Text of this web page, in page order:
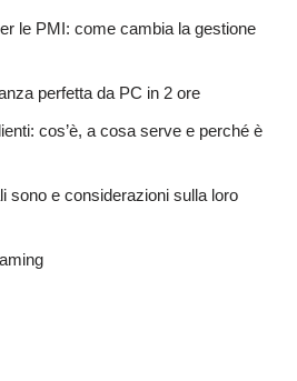
le PMI: come cambia la gestione
perfetta da PC in 2 ore
cos’è, a cosa serve e perché è
sono e considerazioni sulla loro